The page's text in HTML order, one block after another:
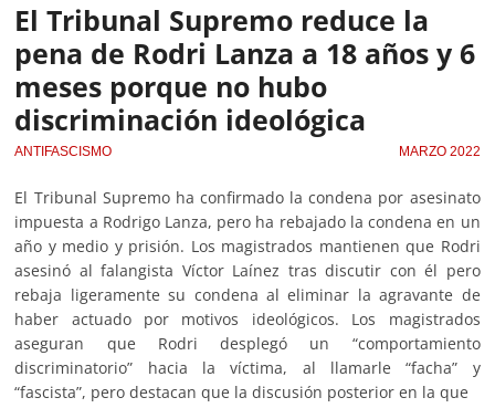
El Tribunal Supremo reduce la
pena de Rodri Lanza a 18 años y 6
meses porque no hubo
discriminación ideológica
ANTIFASCISMO MARZO 2022
El Tribunal Supremo ha confirmado la condena por asesinato
impuesta a Rodrigo Lanza, pero ha rebajado la condena en un
año y medio y prisión. Los magistrados mantienen que Rodri
asesinó al falangista Víctor Laínez tras discutir con él pero
rebaja ligeramente su condena al eliminar la agravante de
haber actuado por motivos ideológicos. Los magistrados
aseguran que Rodri desplegó un “comportamiento
discriminatorio” hacia la víctima, al llamarle “facha” y
“fascista”, pero destacan que la discusión posterior en la que